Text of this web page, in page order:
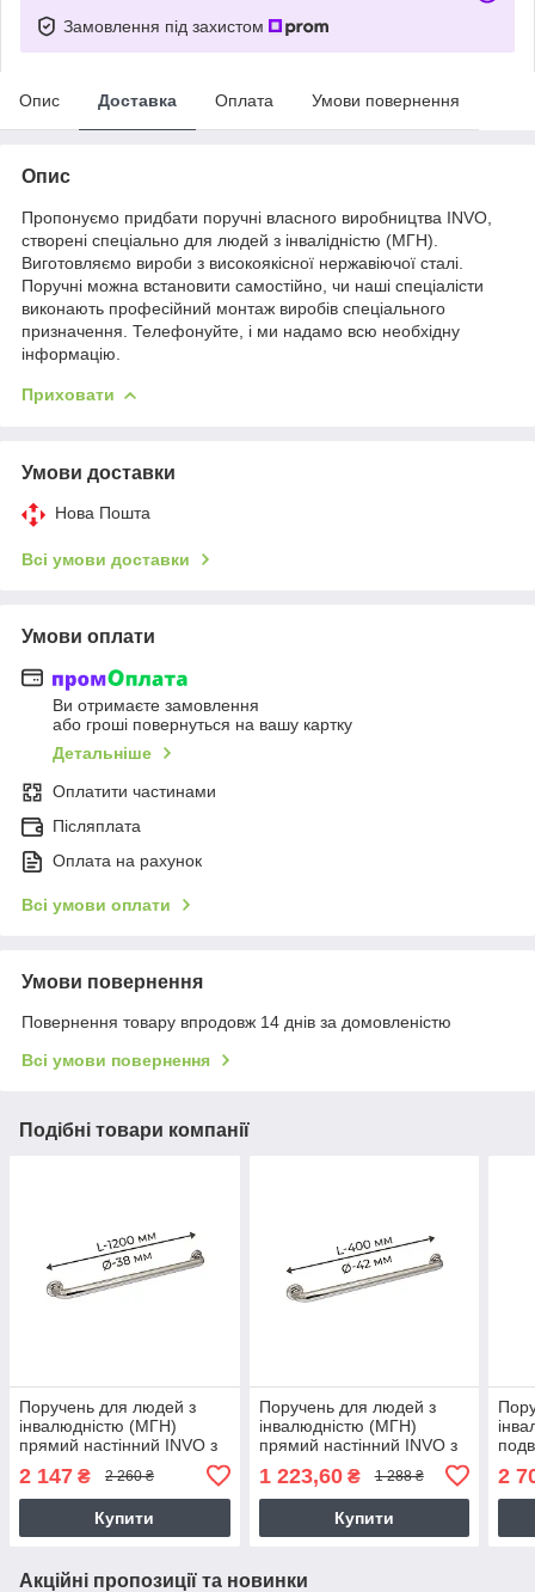
Замовлення під захистом
Опис Доставка Оплата Умови повернення
Опис
Пропонуємо придбати поручні власного виробництва INVO,
створені спеціально для людей з інвалідністю (МГН).
Виготовляємо вироби з високоякісної нержавіючої сталі.
Поручні можна встановити самостійно, чи наші спеціалісти
виконають професійний монтаж виробів спеціального
призначення. Телефонуйте, і ми надамо всю необхідну
інформацію.
Приховати
Умови доставки
Нова Пошта
Всі умови доставки
Умови оплати
Ви отримаєте замовлення
або гроші повернуться на вашу картку
Детальніше
Оплатити частинами
Післяплата
Оплата на рахунок
Всі умови оплати
Умови повернення
Повернення товару впродовж 14 днів за домовленістю
Всі умови повернення
Подібні товари компанії
Поручень для людей з
інвалюдністю (МГН)
прямий настінний INVO з
нержавіючої сталі, L- 1200
мм, D труби - 38 мм
2 147 ₴ 2 260 ₴
Купити
Поручень для людей з
інвалюдністю (МГН)
прямий настінний INVO з
нержавіючої сталі, L- 400
мм, D труби - 42 мм
1 223,60₴ 1 288 ₴
Купити
мм
2
Акційні пропозиції та новинки